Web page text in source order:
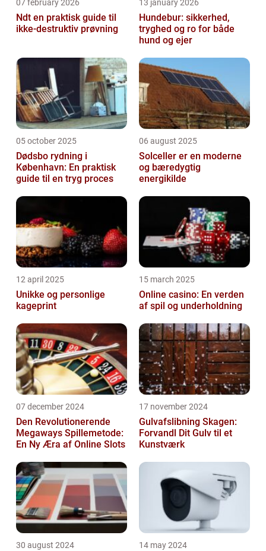
07 february 2026
Ndt en praktisk guide til
ikke-destruktiv prøvning
13 january 2026
Hundebur: sikkerhed,
tryghed og ro for både
hund og ejer
05 october 2025
Dødsbo rydning i
København: En praktisk
guide til en tryg proces
06 august 2025
Solceller er en moderne
og bæredygtig
energikilde
12 april 2025
Unikke og personlige
kageprint
15 march 2025
Online casino: En verden
af spil og underholdning
07 december 2024
Den Revolutionerende
Megaways Spillemetode:
En Ny Æra af Online Slots
17 november 2024
Gulvafslibning Skagen:
Forvandl Dit Gulv til et
Kunstværk
30 august 2024 14 may 2024